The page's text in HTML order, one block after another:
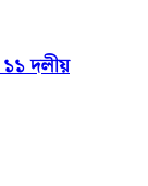
১১ দলীয়